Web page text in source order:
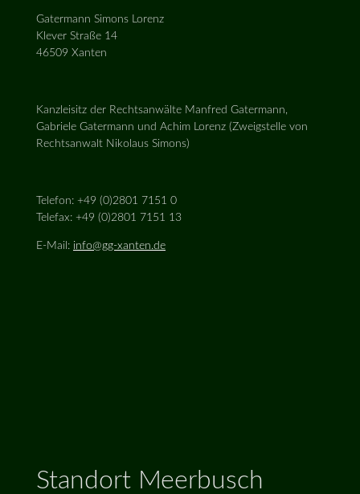
Gatermann Simons Lorenz
Klever Straße 14
46509 Xanten
Kanzleisitz der Rechtsanwälte Manfred Gatermann,
Gabriele Gatermann und Achim Lorenz (Zweigstelle von
Rechtsanwalt Nikolaus Simons)
Telefon: +49 (0)2801 7151 0
Telefax: +49 (0)2801 7151 13
E-Mail: info@gg-xanten.de
Standort Meerbusch